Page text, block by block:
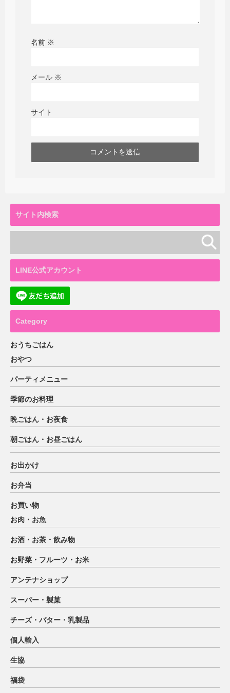
名前 ※
メール ※
サイト
サイト内検索
LINE公式アカウント
Category
おうちごはん
おやつ
パーティメニュー
季節のお料理
晩ごはん・お夜食
朝ごはん・お昼ごはん
お出かけ
お弁当
お買い物
お肉・お魚
お酒・お茶・飲み物
お野菜・フルーツ・お米
アンテナショップ
スーパー・製菓
チーズ・バター・乳製品
個人輸入
生協
福袋